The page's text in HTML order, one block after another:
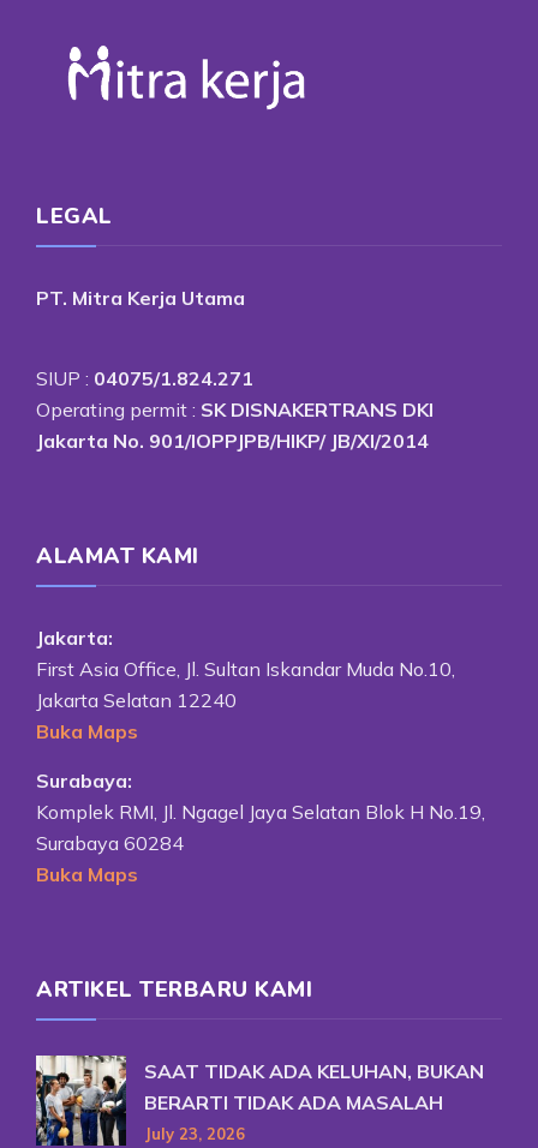
LEGAL
PT. Mitra Kerja Utama
SIUP : 04075/1.824.271
Operating permit : SK DISNAKERTRANS DKI
Jakarta No. 901/IOPPJPB/HIKP/ JB/XI/2014
ALAMAT KAMI
Jakarta:
First Asia Office, Jl. Sultan Iskandar Muda No.10,
Jakarta Selatan 12240
Buka Maps
Surabaya:
Komplek RMI, Jl. Ngagel Jaya Selatan Blok H No.19,
Surabaya 60284
Buka Maps
ARTIKEL TERBARU KAMI
SAAT TIDAK ADA KELUHAN, BUKAN
BERARTI TIDAK ADA MASALAH
July 23, 2026